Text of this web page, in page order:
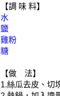
【調 味 料】
水
鹽
雞粉
糖
【做 法】
1.絲瓜去皮、切